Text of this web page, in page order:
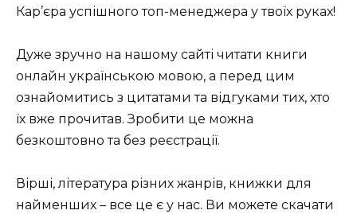
Кар’єра успішного топ-менеджера у твоїх руках!
Дуже зручно на нашому сайті читати книги
онлайн українською мовою, а перед цим
ознайомитись з цитатами та відгуками тих, хто
їх вже прочитав. Зробити це можна
безкоштовно та без реєстрації.
Вірші, література різних жанрів, книжки для
найменших – все це є у нас. Ви можете скачати